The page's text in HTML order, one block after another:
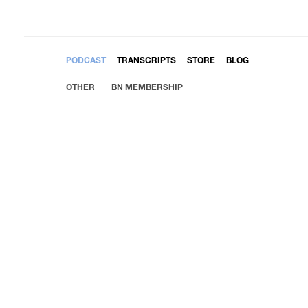
PODCAST TRANSCRIPTS STORE BLOG
OTHER BN MEMBERSHIP